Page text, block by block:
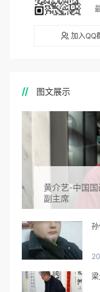
加入QQ
图文展示
黄介艺-中国
副主席